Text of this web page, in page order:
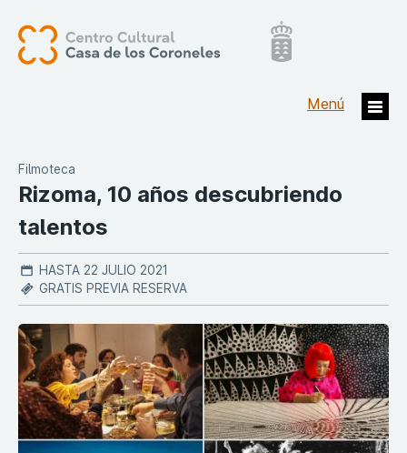
Filmoteca
Rizoma, 10 años descubriendo
talentos
HASTA 22 JULIO 2021
GRATIS PREVIA RESERVA